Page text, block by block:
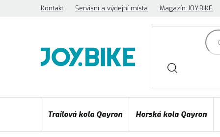
Kontakt Servisní a výdejní místa Magazín JOY.BIKE
Trailová kola Qayron Horská kola Qayron